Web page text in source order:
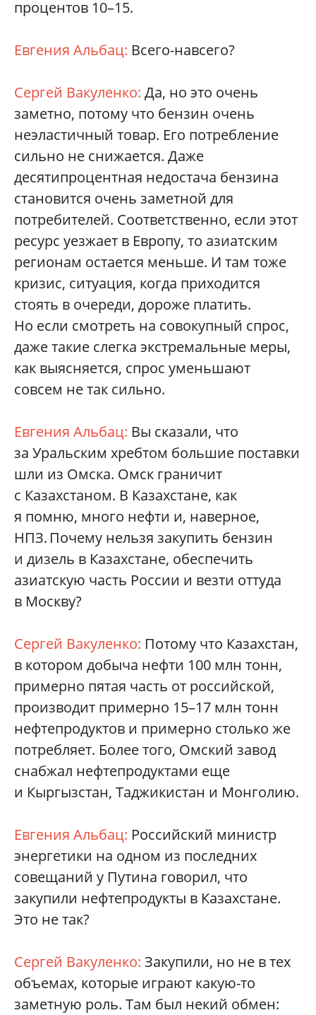
процентов 10–15.
Евгения Альбац: Всего-навсего?
Сергей Вакуленко: Да, но это очень
заметно, потому что бензин очень
неэластичный товар. Его потребление
сильно не снижается. Даже
десятипроцентная недостача бензина
становится очень заметной для
потребителей. Соответственно, если этот
ресурс уезжает в Европу, то азиатским
регионам остается меньше. И там тоже
кризис, ситуация, когда приходится
стоять в очереди, дороже платить.
Но если смотреть на совокупный спрос,
даже такие слегка экстремальные меры,
как выясняется, спрос уменьшают
совсем не так сильно.
Евгения Альбац: Вы сказали, что
за Уральским хребтом большие поставки
шли из Омска. Омск граничит
с Казахстаном. В Казахстане, как
я помню, много нефти и, наверное,
НПЗ. Почему нельзя закупить бензин
и дизель в Казахстане, обеспечить
азиатскую часть России и везти оттуда
в Москву?
Сергей Вакуленко: Потому что Казахстан,
в котором добыча нефти 100 млн тонн,
примерно пятая часть от российской,
производит примерно 15–17 млн тонн
нефтепродуктов и примерно столько же
потребляет. Более того, Омский завод
снабжал нефтепродуктами еще
и Кыргызстан, Таджикистан и Монголию.
Евгения Альбац: Российский министр
энергетики на одном из последних
совещаний у Путина говорил, что
закупили нефтепродукты в Казахстане.
Это не так?
Сергей Вакуленко: Закупили, но не в тех
объемах, которые играют какую-то
заметную роль. Там был некий обмен: